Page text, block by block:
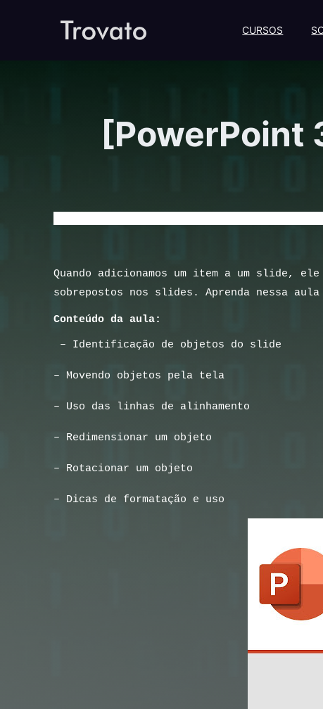
CURSOS
[PowerPoint
Quando adicionamos um item a um slide,
sobrepostos nos slides. Aprenda nessa
Conteúdo da aula:
– Identificação de objetos do slide
– Movendo objetos pela tela
– Uso das linhas de alinhamento
– Redimensionar um objeto
– Rotacionar um objeto
– Dicas de formatação e uso